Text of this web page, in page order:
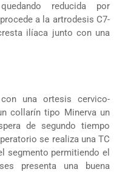
reducida por
a la artrodesis C7-
ilíaca junto con una
una ortesis cervico-
collarín tipo Minerva un
de segundo tiempo
se realiza una TC
segmento permitiendo el
presenta una buena